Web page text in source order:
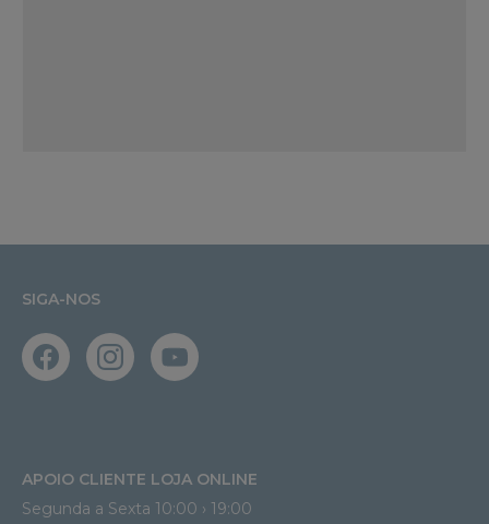
SIGA-NOS
APOIO CLIENTE LOJA ONLINE
Segunda a Sexta 10:00 › 19:00